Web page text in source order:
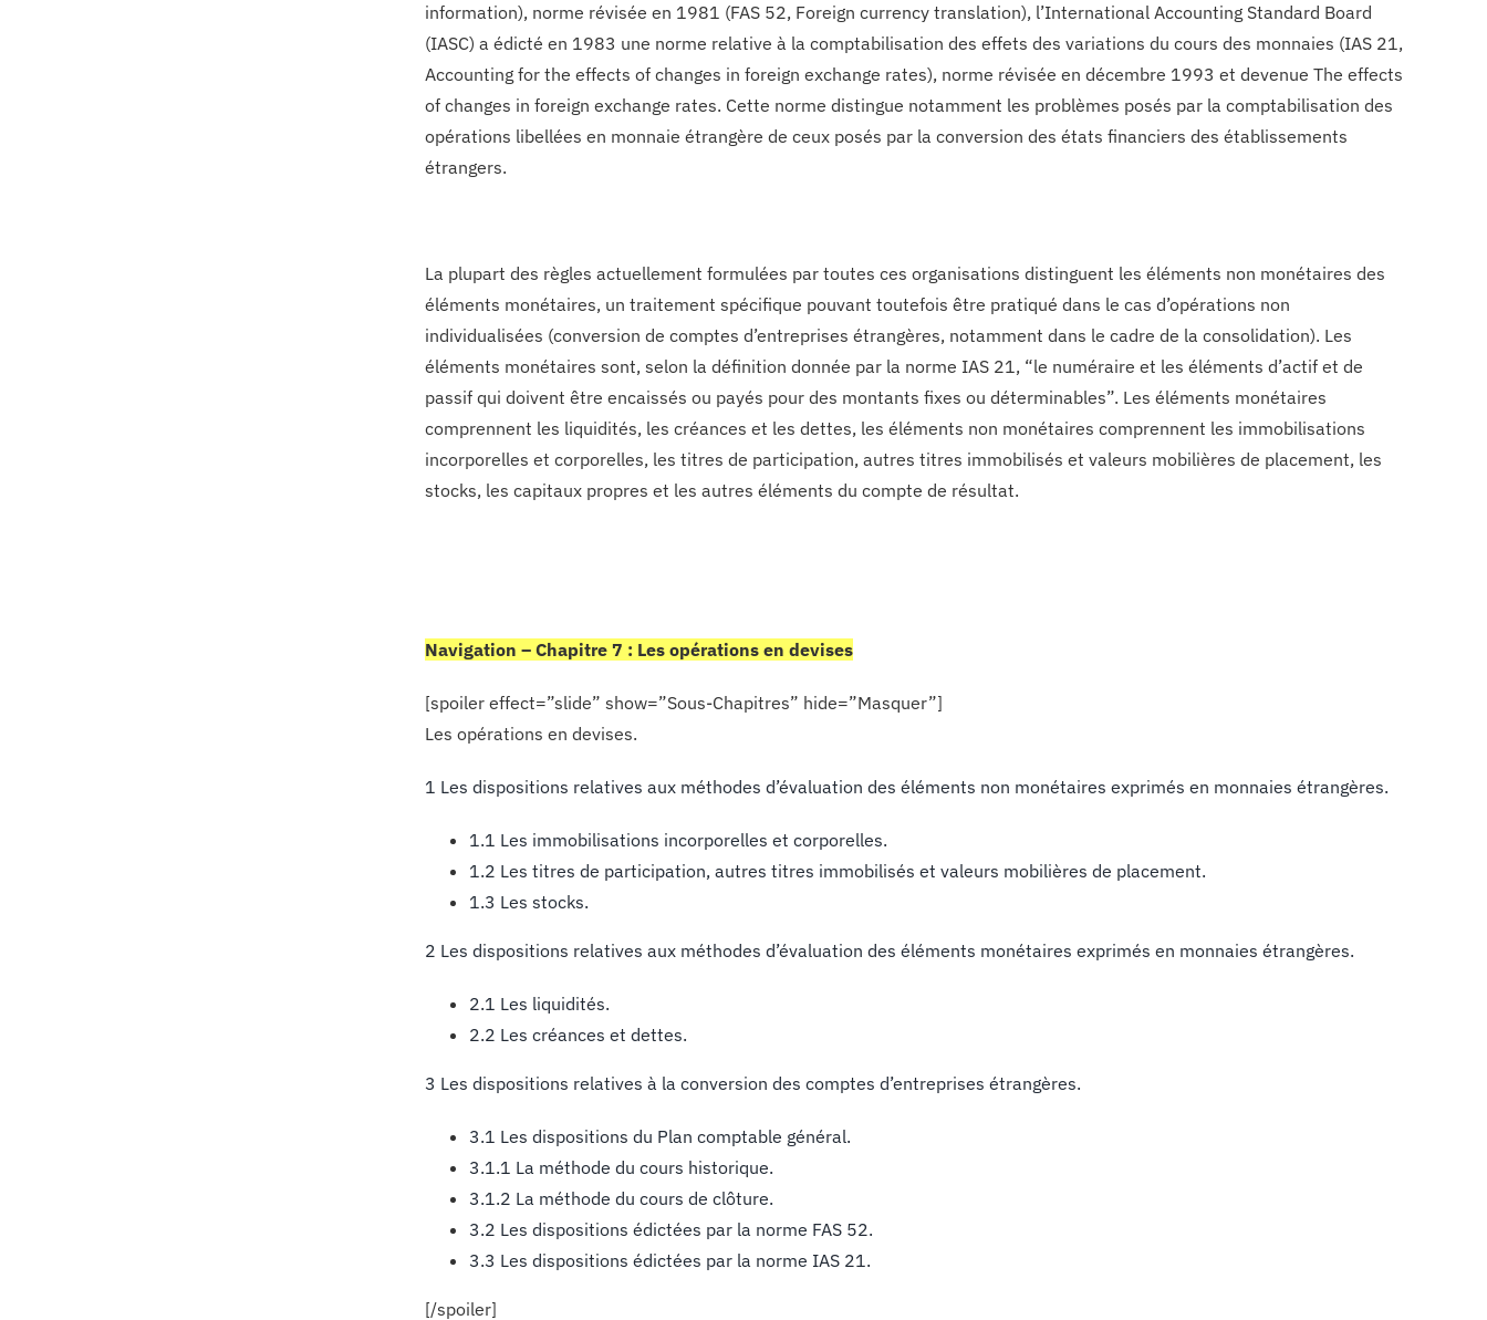
information), norme révisée en 1981 (FAS 52, Foreign currency translation), l’International Accounting Standard Board
(IASC) a édicté en 1983 une norme relative à la comptabilisation des effets des variations du cours des monnaies (IAS 21,
Accounting for the effects of changes in foreign exchange rates), norme révisée en décembre 1993 et devenue The effects
of changes in foreign exchange rates. Cette norme distingue notamment les problèmes posés par la comptabilisation des
opérations libellées en monnaie étrangère de ceux posés par la conversion des états financiers des établissements
étrangers.
La plupart des règles actuellement formulées par toutes ces organisations distinguent les éléments non monétaires des
éléments monétaires, un traitement spécifique pouvant toutefois être pratiqué dans le cas d’opérations non
individualisées (conversion de comptes d’entreprises étrangères, notamment dans le cadre de la consolidation). Les
éléments monétaires sont, selon la définition donnée par la norme IAS 21, “le numéraire et les éléments d’actif et de
passif qui doivent être encaissés ou payés pour des montants fixes ou déterminables”. Les éléments monétaires
comprennent les liquidités, les créances et les dettes, les éléments non monétaires comprennent les immobilisations
incorporelles et corporelles, les titres de participation, autres titres immobilisés et valeurs mobilières de placement, les
stocks, les capitaux propres et les autres éléments du compte de résultat.
Navigation – Chapitre 7 : Les opérations en devises
[spoiler effect=”slide” show=”Sous-Chapitres” hide=”Masquer”]
Les opérations en devises.
1 Les dispositions relatives aux méthodes d’évaluation des éléments non monétaires exprimés en monnaies étrangères.
1.1 Les immobilisations incorporelles et corporelles.
1.2 Les titres de participation, autres titres immobilisés et valeurs mobilières de placement.
1.3 Les stocks.
2 Les dispositions relatives aux méthodes d’évaluation des éléments monétaires exprimés en monnaies étrangères.
2.1 Les liquidités.
2.2 Les créances et dettes.
3 Les dispositions relatives à la conversion des comptes d’entreprises étrangères.
3.1 Les dispositions du Plan comptable général.
3.1.1 La méthode du cours historique.
3.1.2 La méthode du cours de clôture.
3.2 Les dispositions édictées par la norme FAS 52.
3.3 Les dispositions édictées par la norme IAS 21.
[/spoiler]